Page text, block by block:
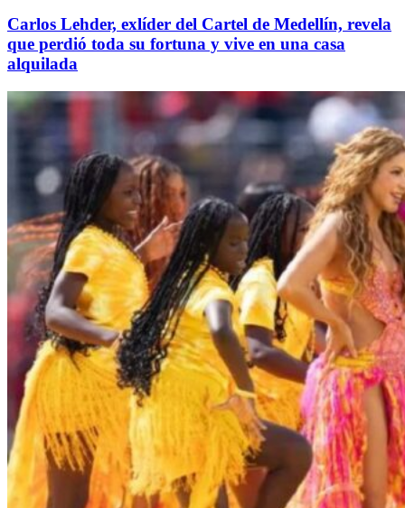
Carlos Lehder, exlíder del Cartel de Medellín, revela
que perdió toda su fortuna y vive en una casa
alquilada